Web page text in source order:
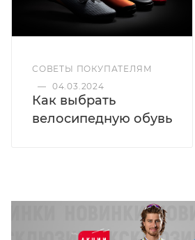
СОВЕТЫ ПОКУПАТЕЛЯМ
— 04.03.2024
Как выбрать
велосипедную обувь